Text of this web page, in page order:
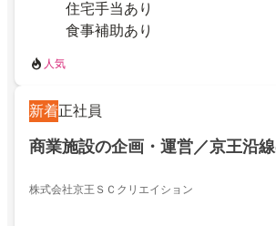
住宅手当あり
食事補助あり
人気
新着正社員
商業施設の企画・運営／京王沿
株式会社京王ＳＣクリエイション